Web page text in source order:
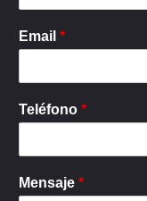
Email *
Teléfono *
Mensaje *